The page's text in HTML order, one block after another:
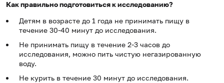
Как правильно подготовиться к исследованию?
Детям в возрасте до 1 года не принимать пищу в
течение 30-40 минут до исследования.
Не принимать пищу в течение 2-3 часов до
исследования, можно пить чистую негазированную
воду.
Не курить в течение 30 минут до исследования.